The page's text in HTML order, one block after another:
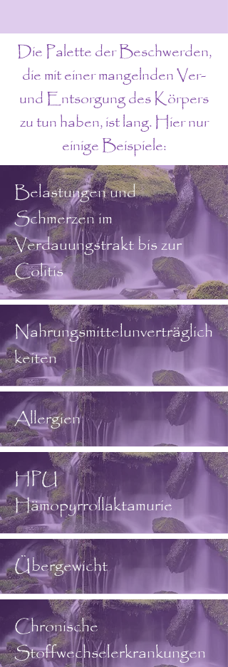
Die Palette der Beschwerden,
die mit einer mangelnden Ver-
und Entsorgung des Körpers
zu tun haben, ist lang. Hier nur
einige Beispiele:
Belastungen und
Schmerzen im
Verdauungstrakt bis zur
Colitis
Nahrungsmittelunverträglich
keiten
Allergien
HPU
Hämopyrrollaktamurie
Übergewicht
Chronische
Stoffwechselerkrankungen